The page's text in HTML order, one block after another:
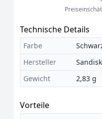
Technische Details
Farbe
Hersteller
Gewicht
2,83 g
Vorteile